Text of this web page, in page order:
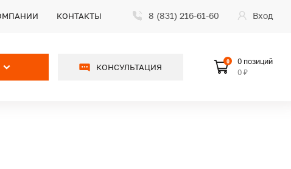
КОНТАКТЫ 8 (831) 216-61-60 Вход
КОНСУЛЬТАЦИЯ
0
0 позиций
0 ₽